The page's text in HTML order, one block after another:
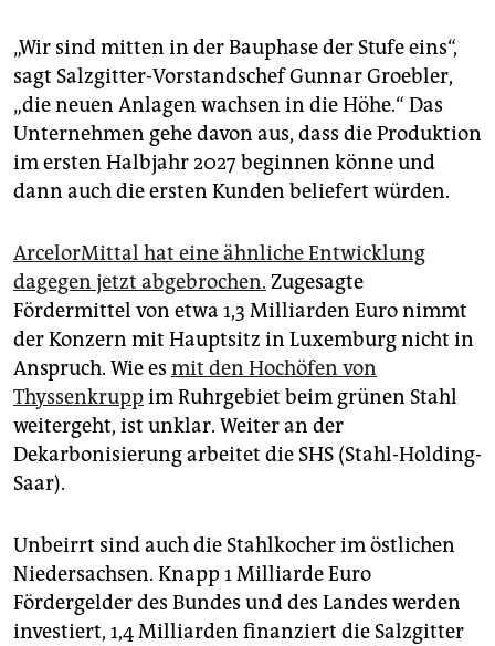
„Wir sind mitten in der Bauphase der Stufe eins“,
sagt Salzgitter-Vorstandschef Gunnar Groebler,
„die neuen Anlagen wachsen in die Höhe.“ Das
Unternehmen gehe davon aus, dass die Produktion
im ersten Halbjahr 2027 beginnen könne und
dann auch die ersten Kunden beliefert würden.
ArcelorMittal hat eine ähnliche Entwicklung
dagegen jetzt abgebrochen. Zugesagte
Fördermittel von etwa 1,3 Milliarden Euro nimmt
der Konzern mit Hauptsitz in Luxemburg nicht in
Anspruch. Wie es mit den Hochöfen von
Thyssenkruppim Ruhrgebiet beim grünen Stahl
weitergeht, ist unklar. Weiter an der
Dekarbonisierung arbeitet die SHS (Stahl-Holding-
Saar).
Unbeirrt sind auch die Stahlkocher im östlichen
Niedersachsen. Knapp 1 Milliarde Euro
Fördergelder des Bundes und des Landes werden
investiert, 1,4 Milliarden finanziert die Salzgitter